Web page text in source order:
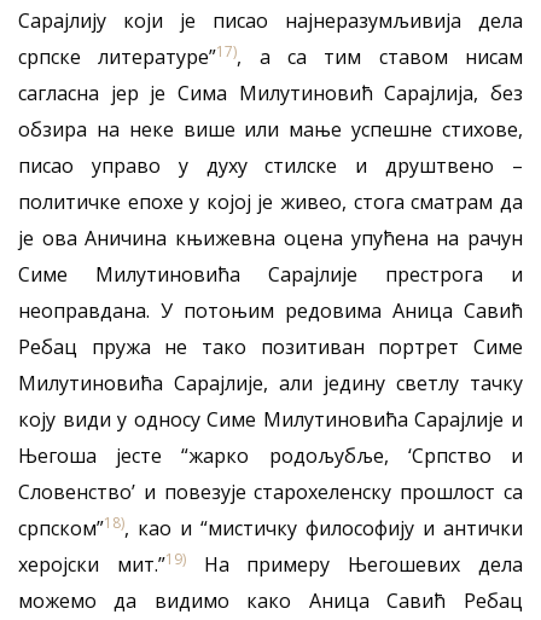
Сарајлију који је писао најнеразумљивија дела
српске литературе”17), а са тим ставом нисам
сагласна јер је Сима Милутиновић Сарајлија, без
обзира на неке више или мање успешне стихове,
писао управо у духу стилске и друштвено –
политичке епохе у којој је живео, стога сматрам да
је ова Аничина књижевна оцена упућена на рачун
Симе Милутиновића Сарајлије престрога и
неоправдана. У потоњим редовима Аница Савић
Ребац пружа не тако позитиван портрет Симе
Милутиновића Сарајлије, али једину светлу тачку
коју види у односу Симе Милутиновића Сарајлије и
Његоша јесте “жарко родољубље, ‘Српство и
Словенство’ и повезује старохеленску прошлост са
српском”18), као и “мистичку философију и антички
херојски мит.”19)На примеру Његошевих дела
можемо да видимо како Аница Савић Ребац